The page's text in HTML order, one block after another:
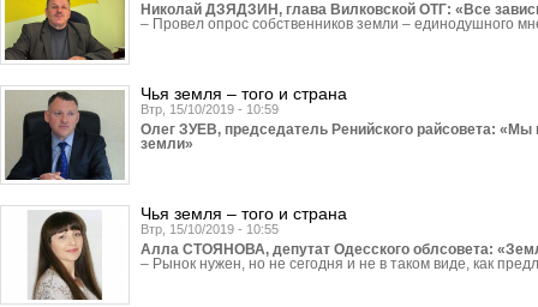
Николай ДЗЯДЗИН, глава Вилковской ОТГ: «Все
– Провел опрос собственников земли – единодушного
Чья земля – того и страна
Втр, 15/10/2019 - 10:59
Олег ЗУЕВ, председатель Ренийского райсовета: «Мы
земли»
Чья земля – того и страна
Втр, 15/10/2019 - 10:55
Алла СТОЯНОВА, депутат Одесского облсовета:
– Рынок нужен, но не сегодня и не в таком виде, как